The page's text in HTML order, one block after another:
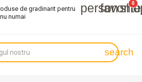
person 0
search